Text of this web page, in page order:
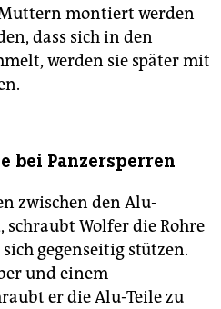
montiert werden
dass sich in den
werden sie später mit
bei Panzersperren
zwischen den Alu-
Wolfer die Rohre
gegenseitig stützen.
und einem
er die Alu-Teile zu